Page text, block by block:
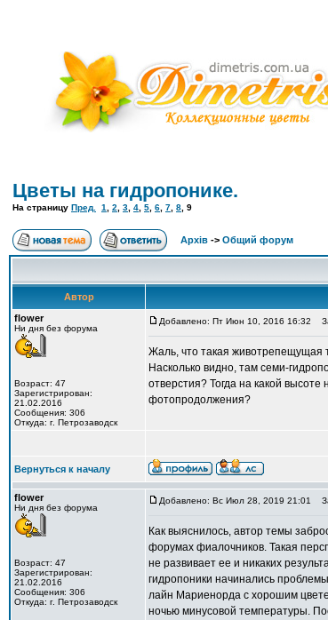
Цветы на гидропонике.
На страницу Пред. 1 2 3 4 5 6 7 8 9
Архів -> Общий форум
Автор
flower
Ни дня без форума
Возраст: 47
Зарегистрирован:
21.02.2016
Сообщения: 306
Откуда: г. Петрозаводск
Добавлено: Пт Июн 10, 2016 16:32
Жаль, что такая животрепещущая
Насколько видно, там семи-
отверстия? Тогда на какой
фотопродолжения?
Вернуться к началу
flower
Ни дня без форума
Возраст: 47
Зарегистрирован:
21.02.2016
Сообщения: 306
Откуда: г. Петрозаводск
Добавлено: Вс Июл 28, 2019 21:01
Как выяснилось, автор темы
форумах фиалочников. Такая
не развивает ее и никаких
гидропоники начинались
лайн Мариенорда с хорошим
ночью минусовой температуры.